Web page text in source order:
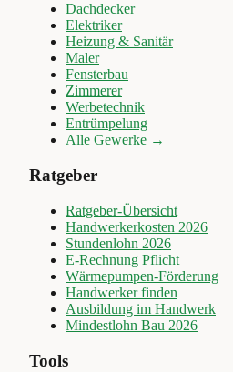
Dachdecker
Elektriker
Heizung & Sanitär
Maler
Fensterbau
Zimmerer
Werbetechnik
Entrümpelung
Alle Gewerke →
Ratgeber
Ratgeber-Übersicht
Handwerkerkosten 2026
Stundenlohn 2026
E-Rechnung Pflicht
Wärmepumpen-Förderung
Handwerker finden
Ausbildung im Handwerk
Mindestlohn Bau 2026
Tools